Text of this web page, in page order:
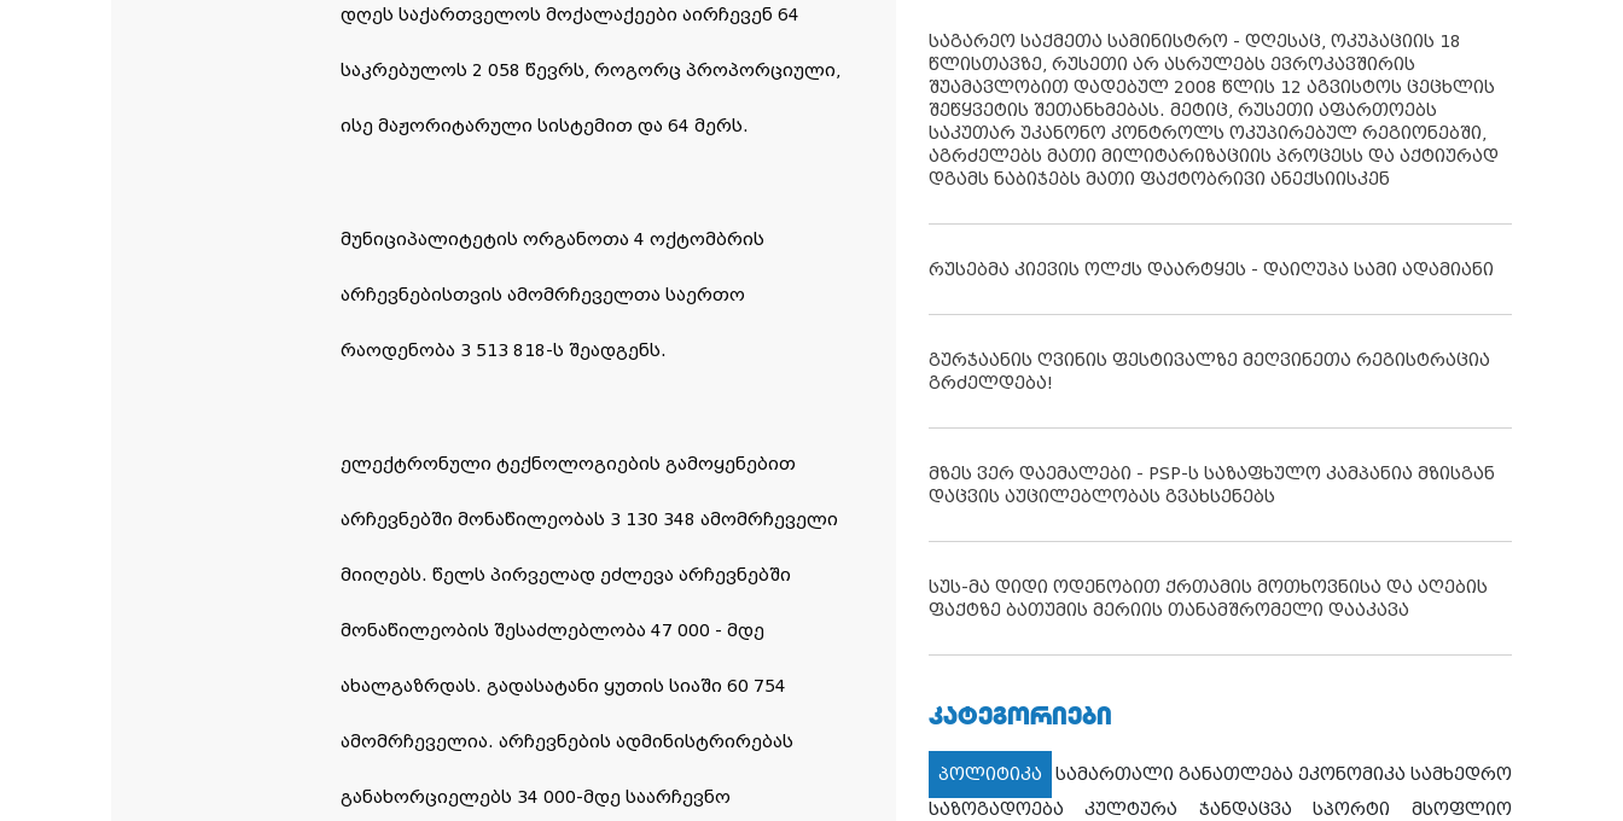
დღეს საქართველოს მოქალაქეები აირჩევენ 64
საკრებულოს 2 058 წევრს, როგორც პროპორციული,
ისე მაჟორიტარული სისტემით და 64 მერს.
მუნიციპალიტეტის ორგანოთა 4 ოქტომბრის
არჩევნებისთვის ამომრჩეველთა საერთო
რაოდენობა 3 513 818-ს შეადგენს.
ელექტრონული ტექნოლოგიების გამოყენებით
არჩევნებში მონაწილეობას 3 130 348 ამომრჩეველი
მიიღებს. წელს პირველად ეძლევა არჩევნებში
მონაწილეობის შესაძლებლობა 47 000 - მდე
ახალგაზრდას. გადასატანი ყუთის სიაში 60 754
ამომრჩეველია. არჩევნების ადმინისტრირებას
განახორციელებს 34 000-მდე საარჩევნო
საგარეო საქმეთა სამინისტრო - დღესაც, ოკუპაციის 18
წლისთავზე, რუსეთი არ ასრულებს ევროკავშირის
შუამავლობით დადებულ 2008 წლის 12 აგვისტოს ცეცხლის
შეწყვეტის შეთანხმებას. მეტიც, რუსეთი აფართოებს
საკუთარ უკანონო კონტროლს ოკუპირებულ რეგიონებში,
აგრძელებს მათი მილიტარიზაციის პროცესს და აქტიურად
დგამს ნაბიჯებს მათი ფაქტობრივი ანექსიისკენ
რუსებმა კიევის ოლქს დაარტყეს - დაიღუპა სამი ადამიანი
გურჯაანის ღვინის ფესტივალზე მეღვინეთა რეგისტრაცია
გრძელდება!
მზეს ვერ დაემალები - PSP-ს საზაფხულო კამპანია მზისგან
დაცვის აუცილებლობას გვახსენებს
სუს-მა დიდი ოდენობით ქრთამის მოთხოვნისა და აღების
ფაქტზე ბათუმის მერიის თანამშრომელი დააკავა
ᲙᲐᲢᲔᲒᲝᲠᲘᲔᲑᲘ
პოლიტიკა სამართალი განათლება ეკონომიკა სამხედრო
საზოგადოება
კულტურა ჯანდაცვა სპორტი
მსოფლიო